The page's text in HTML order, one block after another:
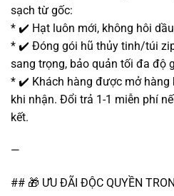
sạch từ gốc:
* ✔️ Hạt luôn mới, không hôi
* ✔️ Đóng gói hũ thủy tinh/túi
sang trọng, bảo quản tối đa độ
* ✔️ Khách hàng được mở hàng
khi nhận. Đổi trả 1-1 miễn phí
kết.
—
## 🎁 ƯU ĐÃI ĐỘC QUYỀN